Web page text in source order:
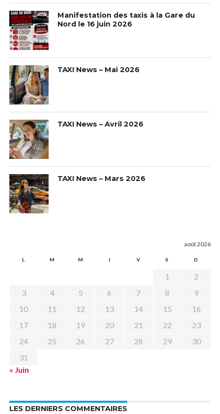
Manifestation des taxis à la Gare du
Nord le 16 juin 2026
TAXI News – Mai 2026
TAXI News – Avril 2026
TAXI News – Mars 2026
août 2026
L M M J V S D
1
2
3
4 5 6 7 8
9
10
11 12 13 14 15
16
17
18 19 20 21 22
23
24
25 26 27 28 29
30
31
« Juin
LES DERNIERS COMMENTAIRES